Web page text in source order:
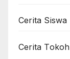
Cerita Siswa
Cerita Tokoh